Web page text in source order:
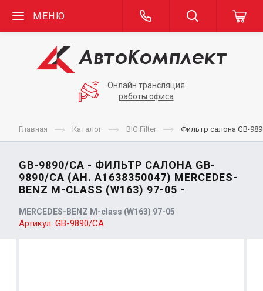
МЕНЮ
Онлайн трансляция
работы офиса
Главная Каталог BIG Filter Фильтр салона GB-
GB-9890/CA - ФИЛЬТР САЛОНА GB-
9890/CA (АН. A1638350047) MERCEDES-
BENZ M-CLASS (W163) 97-05 -
MERCEDES-BENZ M-class (W163) 97-05
Артикул: GB-9890/CA